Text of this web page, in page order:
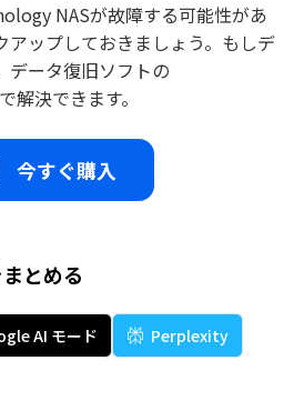
NASが故障する可能性があ
アップしておきましょう。もしデ
データ復旧ソフトの
解決できます。
今すぐ購入
とめる
AI モード
Perplexity